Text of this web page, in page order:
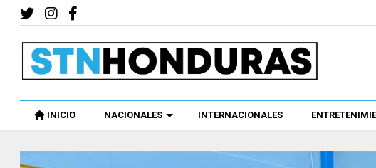
INICIO NACIONALES INTERNACIONALES